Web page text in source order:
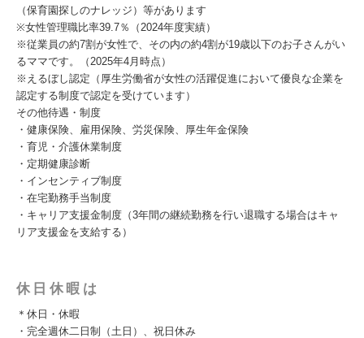
（保育園探しのナレッジ）等があります
※女性管理職比率39.7％（2024年度実績）
※従業員の約7割が女性で、その内の約4割が19歳以下のお子さんがい
るママです。（2025年4月時点）
※えるぼし認定（厚生労働省が女性の活躍促進において優良な企業を
認定する制度で認定を受けています）
その他待遇・制度
・健康保険、雇用保険、労災保険、厚生年金保険
・育児・介護休業制度
・定期健康診断
・インセンティブ制度
・在宅勤務手当制度
・キャリア支援金制度（3年間の継続勤務を行い退職する場合はキャ
リア支援金を支給する）
休日休暇は
＊休日・休暇
・完全週休二日制（土日）、祝日休み